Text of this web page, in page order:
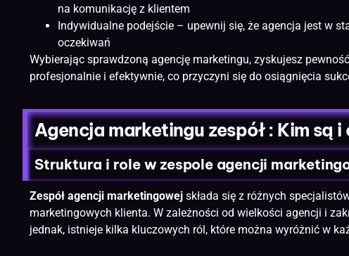
na komunikację z klientem
Indywidualne podejście – upewnij się, że agencja jest w
oczekiwań
Wybierając sprawdzoną agencję marketingu, zyskujesz
profesjonalnie i efektywnie, co przyczyni się do osiągnięcia
Agencja marketingu zespół : Kim są
Struktura i role w zespole agencji
Zespół agencji marketingowej składa się z różnych
marketingowych klienta. W zależności od wielkości agencji i
jednak, istnieje kilka kluczowych ról, które można wyróżnić w